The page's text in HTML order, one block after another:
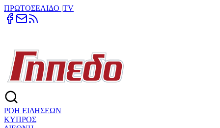
ΠΡΩΤΟΣΕΛΙΔΟ |TV
ΡΟΗ ΕΙΔΗΣΕΩΝ
ΚΥΠΡΟΣ